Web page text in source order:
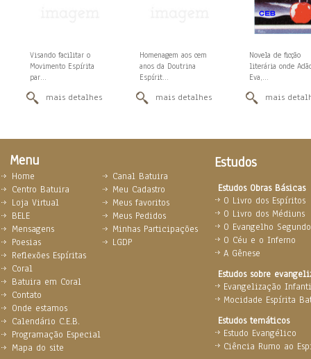
Visando facilitar o
Movimento Espírita
par...
mais detalhes
Homenagem aos cem
anos da Doutrina
Espírit...
mais detalhes
Novela de ficção
literária onde
Eva,...
mais
Menu Estudos
Estudos Obras Básicas
O Livro dos Espíritos
O Livro dos Médiuns
O Evangelho
O Céu e o Inferno
A Gênese
Estudos sobre
Evangelização
Mocidade Espírita
Estudos temáticos
Estudo Evangélico
Ciência Rumo ao
Home
Centro Batuira
Loja Virtual
BELE
Mensagens
Poesias
Reflexões Espíritas
Coral
Batuira em Coral
Contato
Onde estamos
Calendário C.E.B.
Programação Especial
Mapa do site
Canal Batuira
Meu Cadastro
Meus favoritos
Meus Pedidos
Minhas Participações
LGDP